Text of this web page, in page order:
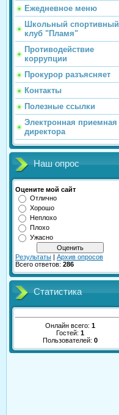
Ежедневное меню
Школьный спортивный
клуб "Пламя"
Противодействие
коррупции
Прокурор разъясняет
Контакты
Полезные ссылки
Электронная приемная
директора
Наш опрос
Оцените мой сайт
Отлично
Хорошо
Неплохо
Плохо
Ужасно
Результаты | Архив опросов
Всего ответов: 286
Статистика
Онлайн всего: 1
Гостей: 1
Пользователей: 0